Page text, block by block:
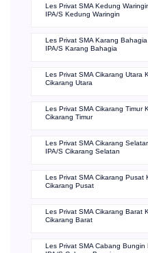
Les Privat SMA Kedung
IPA/S Kedung Waringin
Les Privat SMA Karang
IPA/S Karang Bahagia
Les Privat SMA Cikarang Utara
Cikarang Utara
Les Privat SMA Cikarang Timur
Cikarang Timur
Les Privat SMA Cikarang
IPA/S Cikarang Selatan
Les Privat SMA Cikarang Pusat
Cikarang Pusat
Les Privat SMA Cikarang Barat
Cikarang Barat
Les Privat SMA Cabang